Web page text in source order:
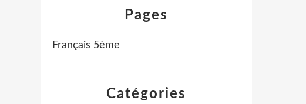
Catégories
Pages
Français 5ème